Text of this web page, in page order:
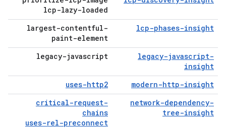
lcp-lazy-loaded
lcp-phases-insight
largest-contentful-
paint-element
legacy-javascript-
insight
legacy-javascript
modern-http-insight
uses-http2
network-dependency-
tree-insight
critical-request-
chains
uses-rel-preconnect